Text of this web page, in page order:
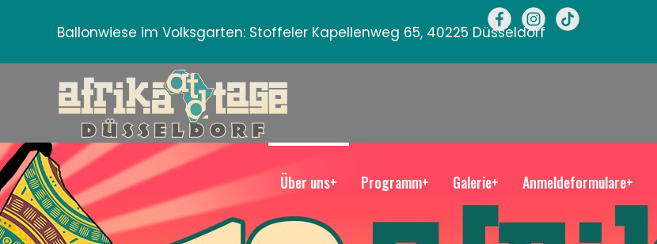
Ballonwiese im Volksgarten: Stoffeler Kapellenweg 65, 40225 Düsseldorf
Über uns+ Programm+ Galerie+ Anmeldeformulare+